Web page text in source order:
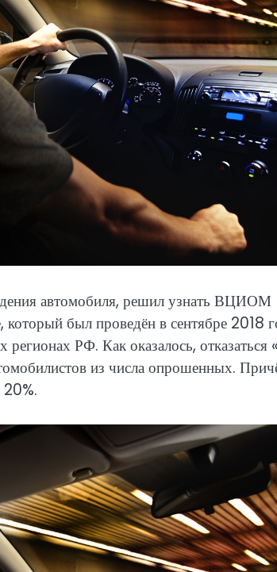
автомобиля, решил узнать ВЦИОМ
был проведён в сентябре 2018
РФ. Как оказалось, отказаться
из числа опрошенных.
20%.